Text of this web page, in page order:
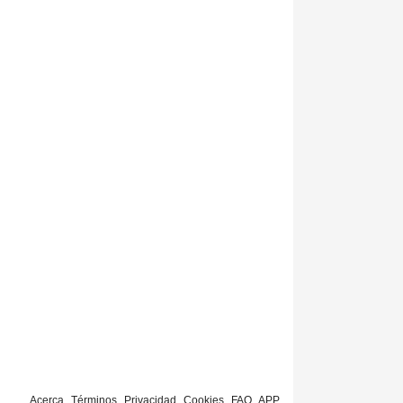
Acerca Términos Privacidad Cookies FAQ APP